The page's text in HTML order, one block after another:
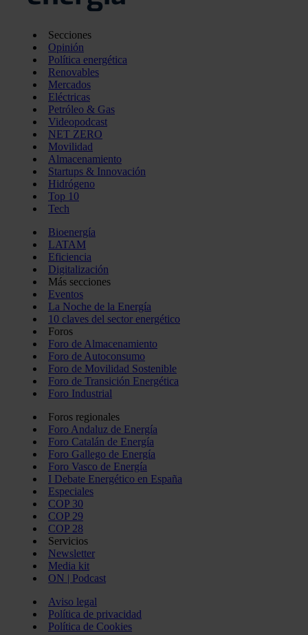
Secciones
Opinión
Política energética
Renovables
Mercados
Eléctricas
Petróleo & Gas
Videopodcast
NET ZERO
Movilidad
Almacenamiento
Startups & Innovación
Hidrógeno
Top 10
Tech
Bioenergía
LATAM
Eficiencia
Digitalización
Más secciones
Eventos
La Noche de la Energía
10 claves del sector energético
Foros
Foro de Almacenamiento
Foro de Autoconsumo
Foro de Movilidad Sostenible
Foro de Transición Energética
Foro Industrial
Foros regionales
Foro Andaluz de Energía
Foro Catalán de Energía
Foro Gallego de Energía
Foro Vasco de Energía
I Debate Energético en España
Especiales
COP 30
COP 29
COP 28
Servicios
Newsletter
Media kit
ON | Podcast
Aviso legal
Política de privacidad
Política de Cookies